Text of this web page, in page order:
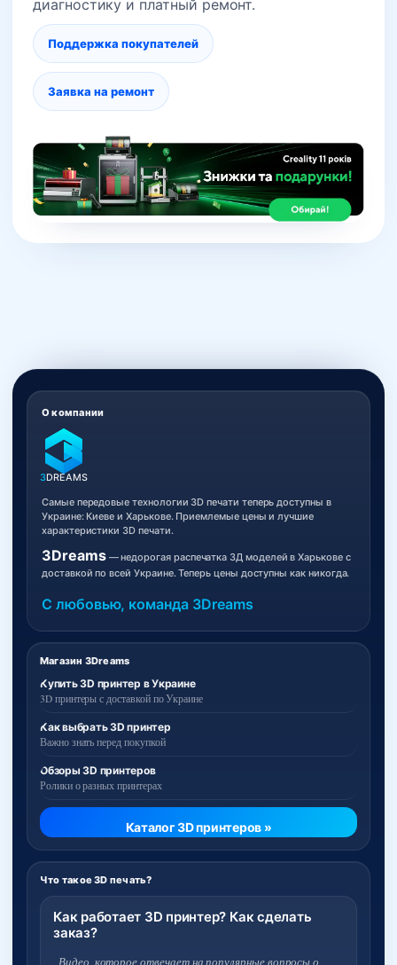
диагностику и платный ремонт.
Поддержка покупателей
Заявка на ремонт
Магазин 3Dreams
Купить 3D принтер в Украине
3D принтеры с доставкой по Украине
Как выбрать 3D принтер
Важно знать перед покупкой
Обзоры 3D принтеров
Ролики о разных принтерах
Каталог 3D принтеров »
Что такое 3D печать?
Как работает 3D принтер? Как сделать
заказ?
Видео, которое отвечает на популярные вопросы о
О компании
3DREAMS
Самые передовые технологии 3D печати теперь доступны в
Украине: Киеве и Харькове. Приемлемые цены и лучшие
характеристики 3D печати.
3Dreams— недорогая распечатка 3Д моделей в Харькове с
доставкой по всей Украине. Теперь цены доступны как никогда.
С любовью, команда 3Dreams